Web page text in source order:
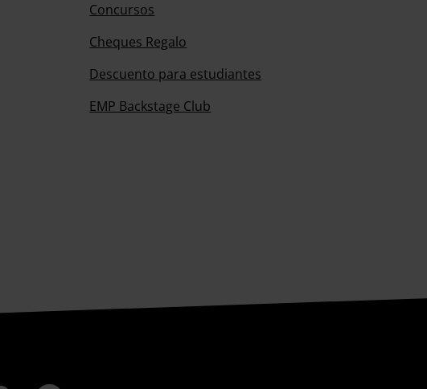
Concursos
Cheques Regalo
Descuento para estudiantes
EMP Backstage Club